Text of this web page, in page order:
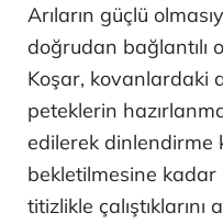
Arıların güçlü
doğrudan bağlantılı
Koşar, kovanlardaki
peteklerin
edilerek dinlendirme
bekletilmesine
titizlikle çalıştıklarını